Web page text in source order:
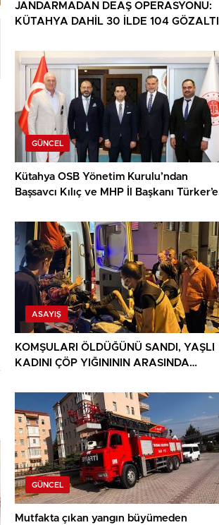
JANDARMADAN DEAŞ OPERASYONU:
KÜTAHYA DAHİL 30 İLDE 104 GÖZALTI
GÜNCEL
Kütahya OSB Yönetim Kurulu’ndan
Başsavcı Kılıç ve MHP İl Başkanı Türker’e
ASAYIŞ
KOMŞULARI ÖLDÜĞÜNÜ SANDI, YAŞLI
KADINI ÇÖP YIĞINININ ARASINDA
GÜNCEL
Mutfakta çıkan yangın büyümeden